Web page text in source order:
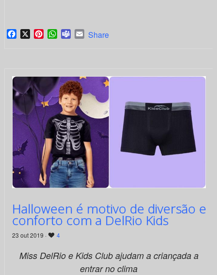
Facebook
X PinterestWhatsApp
TeamsEmail
Share
Halloween é motivo de diversão e
conforto com a DelRio Kids
23 out 2019 · 4
Miss DelRio e Kids Club ajudam a criançada a
entrar no clima